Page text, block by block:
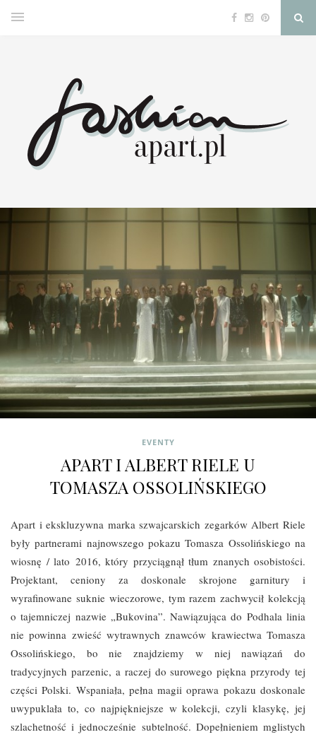
EVENTY
APART I ALBERT RIELE U
TOMASZA OSSOLIŃSKIEGO
Apart i ekskluzywna marka szwajcarskich zegarków Albert Riele
były partnerami najnowszego pokazu Tomasza Ossolińskiego na
wiosnę / lato 2016, który przyciągnął tłum znanych osobistości.
Projektant, ceniony za doskonale skrojone garnitury i
wyrafinowane suknie wieczorowe, tym razem zachwycił kolekcją
o tajemniczej nazwie „Bukovina”. Nawiązująca do Podhala linia
nie powinna zwieść wytrawnych znawców krawiectwa Tomasza
Ossolińskiego, bo nie znajdziemy w niej nawiązań do
tradycyjnych parzenic, a raczej do surowego piękna przyrody tej
części Polski. Wspaniała, pełna magii oprawa pokazu doskonale
uwypuklała to, co najpiękniejsze w kolekcji, czyli klasykę, jej
szlachetność i jednocześnie subtelność. Dopełnieniem mglistych